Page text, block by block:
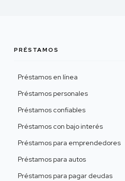
PRÉSTAMOS
Préstamos en línea
Préstamos personales
Préstamos confiables
Préstamos con bajo interés
Préstamos para emprendedores
Préstamos para autos
Préstamos para pagar deudas